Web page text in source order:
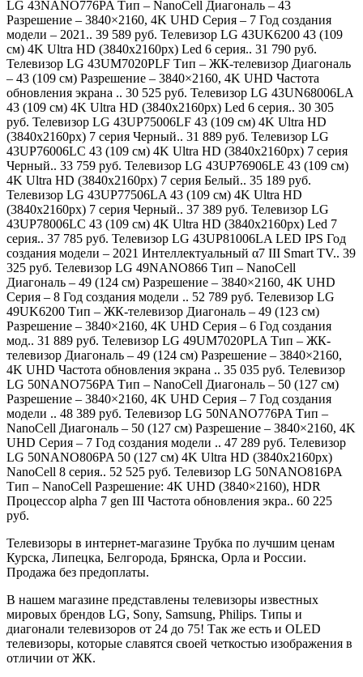
LG 43NANO776PA Тип – NanoCell Диагональ – 43
Разрешение – 3840×2160, 4K UHD Серия – 7 Год создания
модели – 2021.. 39 589 руб. Телевизор LG 43UK6200 43 (109
см) 4K Ultra HD (3840x2160px) Led 6 серия.. 31 790 руб.
Телевизор LG 43UM7020PLF Тип – ЖК-телевизор Диагональ
– 43 (109 см) Разрешение – 3840×2160, 4K UHD Частота
обновления экрана .. 30 525 руб. Телевизор LG 43UN68006LA
43 (109 см) 4K Ultra HD (3840x2160px) Led 6 серия.. 30 305
руб. Телевизор LG 43UP75006LF 43 (109 см) 4K Ultra HD
(3840x2160px) 7 серия Черный.. 31 889 руб. Телевизор LG
43UP76006LC 43 (109 см) 4K Ultra HD (3840x2160px) 7 серия
Черный.. 33 759 руб. Телевизор LG 43UP76906LE 43 (109 см)
4K Ultra HD (3840x2160px) 7 серия Белый.. 35 189 руб.
Телевизор LG 43UP77506LA 43 (109 см) 4K Ultra HD
(3840x2160px) 7 серия Черный.. 37 389 руб. Телевизор LG
43UP78006LC 43 (109 см) 4K Ultra HD (3840x2160px) Led 7
серия.. 37 785 руб. Телевизор LG 43UP81006LA LED IPS Год
создания модели – 2021 Интеллектуальный α7 III Smart TV.. 39
325 руб. Телевизор LG 49NANO866 Тип – NanoCell
Диагональ – 49 (124 см) Разрешение – 3840×2160, 4K UHD
Серия – 8 Год создания модели .. 52 789 руб. Телевизор LG
49UK6200 Тип – ЖК-телевизор Диагональ – 49 (123 см)
Разрешение – 3840×2160, 4K UHD Серия – 6 Год создания
мод.. 31 889 руб. Телевизор LG 49UM7020PLA Тип – ЖК-
телевизор Диагональ – 49 (124 см) Разрешение – 3840×2160,
4K UHD Частота обновления экрана .. 35 035 руб. Телевизор
LG 50NANO756PA Тип – NanoCell Диагональ – 50 (127 см)
Разрешение – 3840×2160, 4K UHD Серия – 7 Год создания
модели .. 48 389 руб. Телевизор LG 50NANO776PA Тип –
NanoCell Диагональ – 50 (127 см) Разрешение – 3840×2160, 4K
UHD Серия – 7 Год создания модели .. 47 289 руб. Телевизор
LG 50NANO806PA 50 (127 см) 4K Ultra HD (3840x2160px)
NanoCell 8 серия.. 52 525 руб. Телевизор LG 50NANO816PA
Тип – NanoCell Разрешение: 4K UHD (3840×2160), HDR
Процессор alpha 7 gen III Частота обновления экра.. 60 225
руб.
Телевизоры в интернет-магазине Трубка по лучшим ценам
Курска, Липецка, Белгорода, Брянска, Орла и России.
Продажа без предоплаты.
В нашем магазине представлены телевизоры известных
мировых брендов LG, Sony, Samsung, Philips. Типы и
диагонали телевизоров от 24 до 75! Так же есть и OLED
телевизоры, которые славятся своей четкостью изображения в
отличии от ЖК.